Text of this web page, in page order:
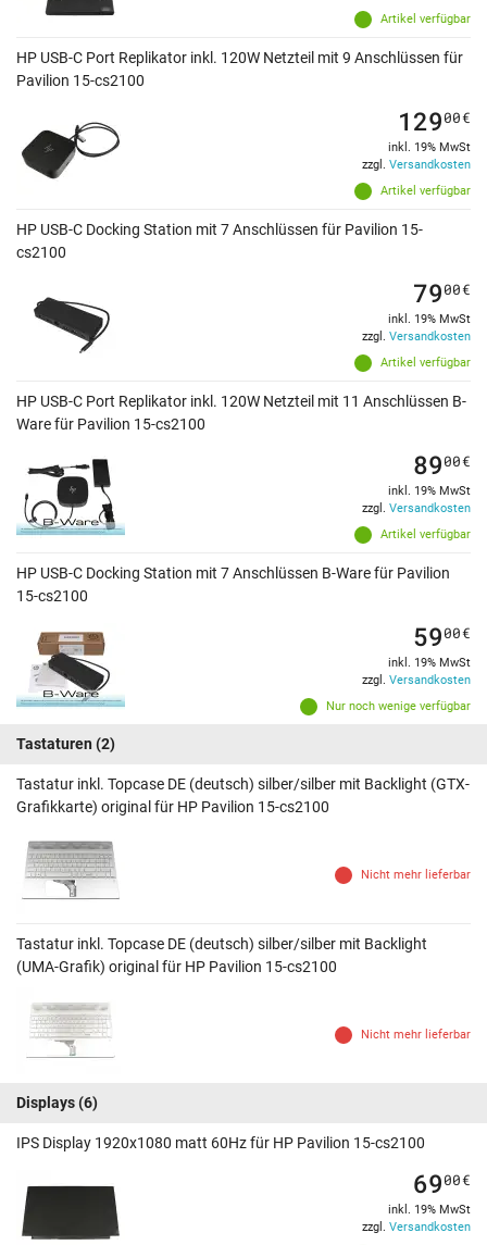
Artikel verfügbar
HP USB-C Port Replikator inkl. 120W Netzteil mit 9 Anschlüssen für
Pavilion 15-cs2100
Artikel verfügbar
12900€
inkl. 19% MwSt
zzgl. Versandkosten
HP USB-C Docking Station mit 7 Anschlüssen für Pavilion 15-
cs2100
Artikel verfügbar
7900€
inkl. 19% MwSt
zzgl. Versandkosten
HP USB-C Port Replikator inkl. 120W Netzteil mit 11 Anschlüssen B-
Ware für Pavilion 15-cs2100
Artikel verfügbar
8900€
inkl. 19% MwSt
zzgl. Versandkosten
HP USB-C Docking Station mit 7 Anschlüssen B-Ware für Pavilion
15-cs2100
Nur noch wenige verfügbar
5900€
inkl. 19% MwSt
zzgl. Versandkosten
Tastaturen (2)
Tastatur inkl. Topcase DE (deutsch) silber/silber mit Backlight (GTX-
Grafikkarte) original für HP Pavilion 15-cs2100
Nicht mehr lieferbar
Tastatur inkl. Topcase DE (deutsch) silber/silber mit Backlight
(UMA-Grafik) original für HP Pavilion 15-cs2100
Nicht mehr lieferbar
Displays(6)
IPS Display 1920x1080 matt 60Hz für HP Pavilion 15-cs2100
6900€
inkl. 19% MwSt
zzgl. Versandkosten